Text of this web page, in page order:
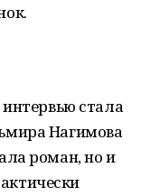
стала
Нагимова
роман, но и